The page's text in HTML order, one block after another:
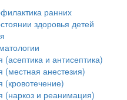
ранних
здоровья детей
и антисептика)
анестезия)
(наркоз и реанимация)